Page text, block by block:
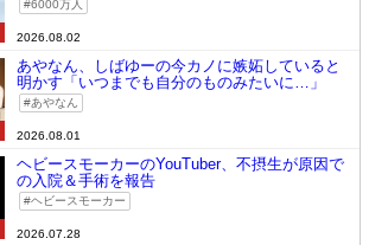
6000万人
2026.08.02
あやなん、しばゆーの今カノに嫉妬していると
明かす「いつまでも自分のものみたいに…」
あやなん
2026.08.01
ヘビースモーカーのYouTuber、不摂生が原因で
の入院＆手術を報告
ヘビースモーカー
2026.07.28